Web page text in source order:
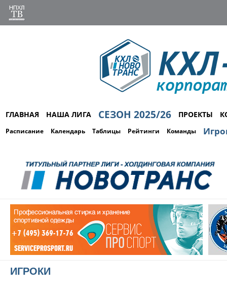
ГЛАВНАЯ НАША ЛИГА СЕЗОН 2025/26 ПРОЕКТЫ
Расписание Календарь Таблицы Рейтинги Команды
ИГРОКИ